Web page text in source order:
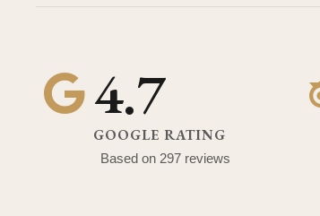
4.7
GOOGLE RATING
Based on 297 reviews